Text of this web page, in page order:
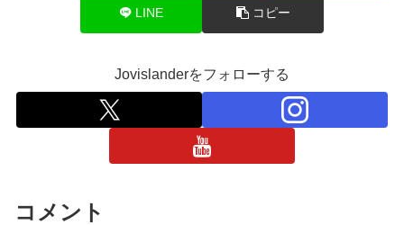
LINE コピー
Jovislanderをフォローする
コメント